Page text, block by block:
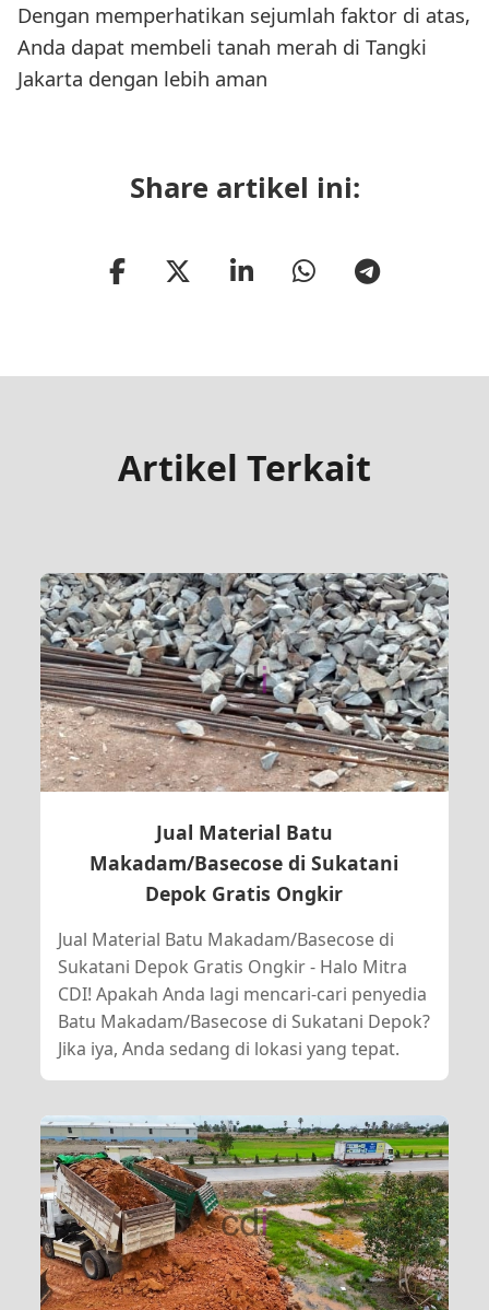
Dengan memperhatikan sejumlah faktor di atas,
Anda dapat membeli tanah merah di Tangki
Jakarta dengan lebih aman
Share artikel ini:
Artikel Terkait
Jual Material Batu
Makadam/Basecose di Sukatani
Depok Gratis Ongkir
Jual Material Batu Makadam/Basecose di
Sukatani Depok Gratis Ongkir - Halo Mitra
CDI! Apakah Anda lagi mencari-cari penyedia
Batu Makadam/Basecose di Sukatani Depok?
Jika iya, Anda sedang di lokasi yang tepat.